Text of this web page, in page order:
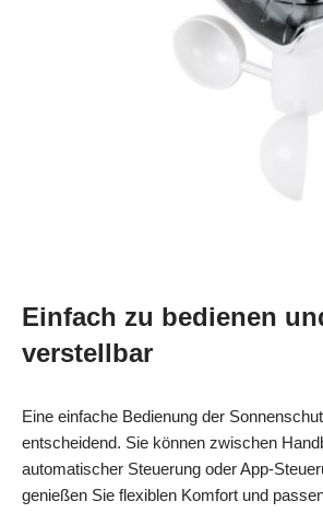
Einfach zu bedienen
verstellbar
Eine einfache Bedienung der
entscheidend. Sie können zwischen
automatischer Steuerung oder App-
genießen Sie flexiblen Komfort und